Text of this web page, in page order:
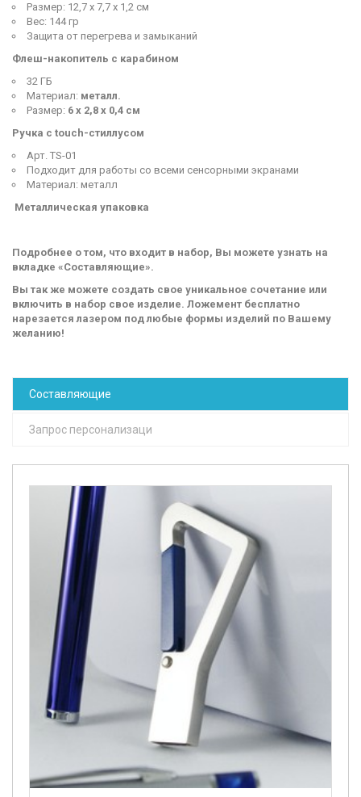
Размер: 12,7 х 7,7 х 1,2 см
Вес: 144 гр
Защита от перегрева и замыканий
Флеш-накопитель с карабином
32 ГБ
Материал: металл.
Размер: 6 х 2,8 х 0,4 см
Ручка с touch-стиллусом
Арт. TS-01
Подходит для работы со всеми сенсорными экранами
Материал: металл
Металлическая упаковка
Подробнее о том, что входит в набор, Вы можете узнать на
вкладке «Составляющие».
Вы так же можете создать свое уникальное сочетание или
включить в набор свое изделие. Ложемент бесплатно
нарезается лазером под любые формы изделий по Вашему
желанию!
Составляющие
Запрос персонализаци